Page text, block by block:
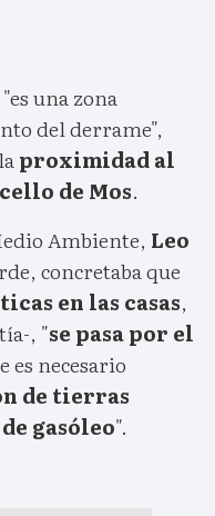
una zona
del derrame",
proximidad al
de Mos.
Ambiente, Leo
concretaba que
en las casas,
, "se pasa por el
es necesario
de tierras
gasóleo".